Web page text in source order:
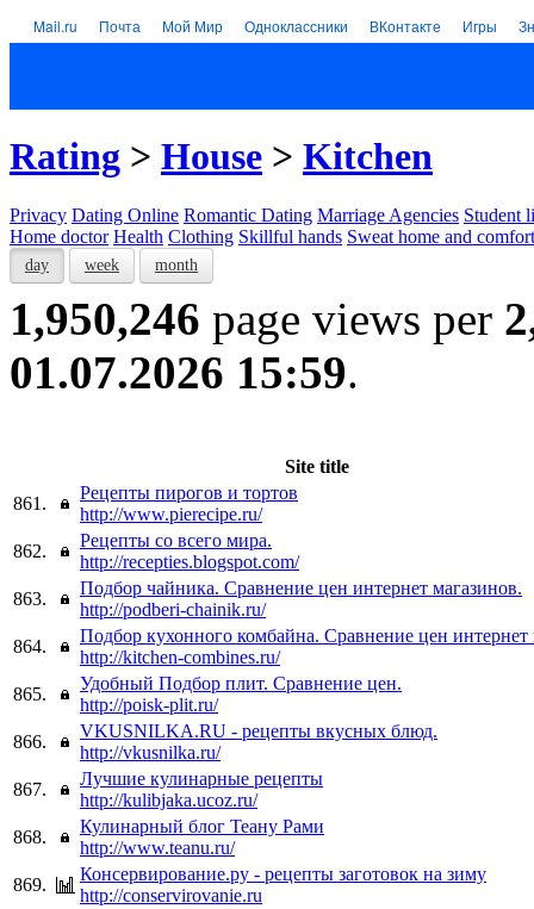
Mail.ru Почта Мой Мир Одноклассники ВКонтакте Игры
Rating > House > Kitchen
Privacy Dating Online Romantic Dating Marriage Agencies Student
Home doctor Health Clothing Skillful hands Sweat home and comfort
day week month
1,950,246 page views per
01.07.2026 15:59.
Site title
861.
Рецепты пирогов и тортов
http://www.pierecipe.ru/
862.
Рецепты со всего мира.
http://recepties.blogspot.com/
863.
Подбор чайника. Сравнение цен интернет магазинов.
http://podberi-chainik.ru/
864.
Подбор кухонного комбайна. Сравнение цен интернет
http://kitchen-combines.ru/
865.
Удобный Подбор плит. Сравнение цен.
http://poisk-plit.ru/
866.
VKUSNILKA.RU - рецепты вкусных блюд.
http://vkusnilka.ru/
867.
Лучшие кулинарные рецепты
http://kulibjaka.ucoz.ru/
868.
Кулинарный блог Теану Рами
http://www.teanu.ru/
869.
Консервирование.ру - рецепты заготовок на зиму
http://conservirovanie.ru